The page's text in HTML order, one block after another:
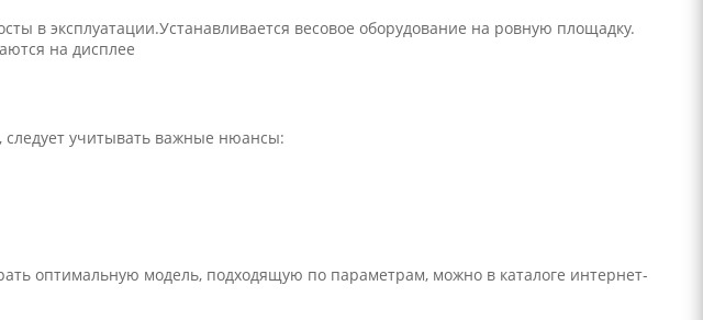
в эксплуатации.Устанавливается весовое оборудование на ровную площадку.
на дисплее
учитывать важные нюансы:
оптимальную модель, подходящую по параметрам, можно в каталоге интернет-